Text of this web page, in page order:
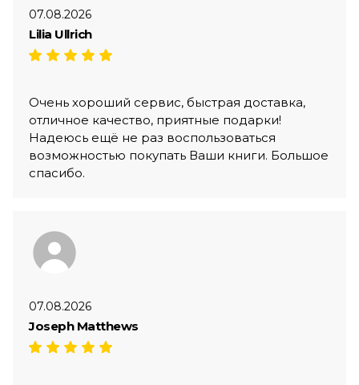
07.08.2026
Lilia Ullrich
Очень хороший сервис, быстрая доставка,
отличное качество, приятные подарки!
Надеюсь ещё не раз воспользоваться
возможностью покупать Ваши книги. Большое
спасибо.
07.08.2026
Joseph Matthews